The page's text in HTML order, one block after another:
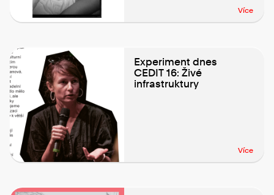
Více
Experiment dnes
CEDIT 16: Živé
infrastruktury
Více